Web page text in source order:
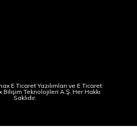
E Ticaret Yazılımları ve E Ticaret
Bilişim Teknolojileri A.Ş. Her Hakkı
Saklıdır.